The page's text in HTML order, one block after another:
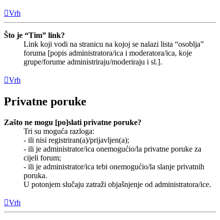
Vrh
Što je “Tim” link?
Link koji vodi na stranicu na kojoj se nalazi lista “osoblja”
foruma [popis administratora/ica i moderatora/ica, koje
grupe/forume administriraju/moderiraju i sl.].
Vrh
Privatne poruke
Zašto ne mogu [po]slati privatne poruke?
Tri su moguća razloga:
- ili nisi registriran(a)/prijavljen(a);
- ili je administrator/ica onemogućio/la privatne poruke za
cijeli forum;
- ili je administrator/ica tebi onemogućio/la slanje privatnih
poruka.
U potonjem slučaju zatraži objašnjenje od administratora/ice.
Vrh